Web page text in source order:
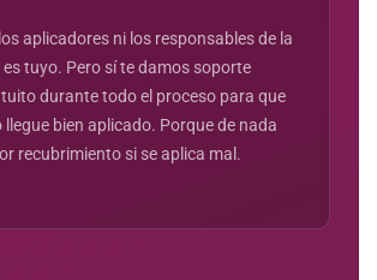
aplicadores ni los responsables de la
tuyo. Pero sí te damos soporte
durante todo el proceso para que
bien aplicado. Porque de nada
recubrimiento si se aplica mal.